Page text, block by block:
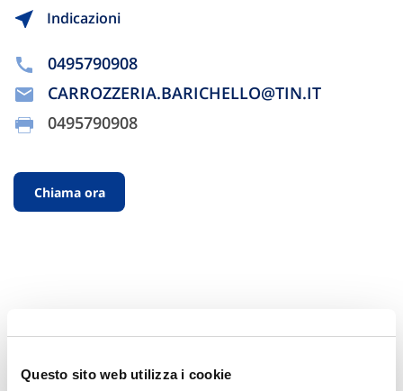
Questo sito web utilizza i cookie
Indicazioni
0495790908
CARROZZERIA.BARICHELLO@TIN.IT
0495790908
Chiama ora